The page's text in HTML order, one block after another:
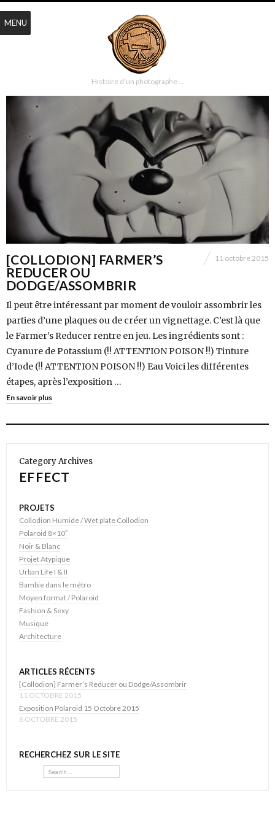
Histoire d'un photographe …
[COLLODION] FARMER’S
REDUCER OU
DODGE/ASSOMBRIR
11 octobre 2015
Il peut être intéressant par moment de vouloir assombrir les
parties d’une plaques ou de créer un vignettage. C’est là que
le Farmer’s Reducer rentre en jeu. Les ingrédients sont :
Cyanure de Potassium (!! ATTENTION POISON !!) Tinture
d’Iode (!! ATTENTION POISON !!) Eau Voici les différentes
étapes, après l’exposition …
En savoir plus
Category Archives
EFFECT
PROJETS
Collodion Humide / Wet plate Collodion
Polaroid 8×10″
Noir & Blanc
Projet Atypique
Urban Life I & II
Bambie dans le métro
Moyen format / Polaroid
Fashion & Sexy
Musique
Architecture
ARTICLES RÉCENTS
[Collodion] Farmer’s Reducer ou Dodge/Assombrir
11 OCTOBRE 2015
Exposition Polaroid 15 Octobre 2015
8 OCTOBRE 2015
RECHERCHEZ SUR LE SITE
Search
MENU